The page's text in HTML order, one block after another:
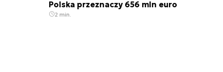
Polska przeznaczy 656 mln euro
2 min.